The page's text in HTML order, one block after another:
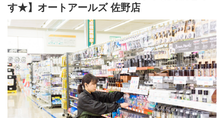
す★】オートアールズ 佐野店